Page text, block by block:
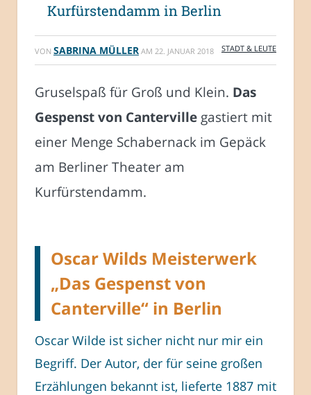
Kurfürstendamm in Berlin
VON SABRINA MÜLLER AM 22. JANUAR 2018 STADT & LEUTE
Gruselspaß für Groß und Klein. Das
Gespenst von Canterville gastiert mit
einer Menge Schabernack im Gepäck
am Berliner Theater am
Kurfürstendamm.
Oscar Wilds Meisterwerk
„Das Gespenst von
Canterville“ in Berlin
Oscar Wilde ist sicher nicht nur mir ein
Begriff. Der Autor, der für seine großen
Erzählungen bekannt ist, lieferte 1887 mit